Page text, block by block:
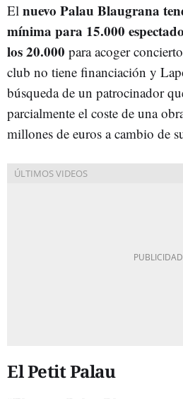
El nuevo Palau Blaugrana
mínima para 15.000
los 20.000 para acoger
club no tiene financiación y
búsqueda de un patrocinador
parcialmente el coste de una
millones de euros a cambio de
El Petit Palau